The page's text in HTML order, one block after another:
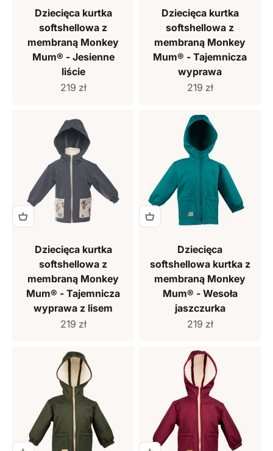
Dziecięca kurtka
softshellowa z
membraną Monkey
Mum® - Jesienne
liście
Cena sprzedaży
219 zł
Dziecięca kurtka
softshellowa z
membraną Monkey
Mum® - Tajemnicza
wyprawa
Cena sprzedaży
219 zł
Dziecięca kurtka
softshellowa z
membraną Monkey
Mum® - Tajemnicza
wyprawa z lisem
Cena sprzedaży
219 zł
Dziecięca
softshellowa kurtka z
membraną Monkey
Mum® - Wesoła
jaszczurka
Cena sprzedaży
219 zł